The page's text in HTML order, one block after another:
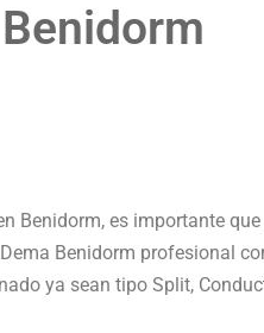
Benidorm, es importante
Benidorm profesional
ya sean tipo Split,